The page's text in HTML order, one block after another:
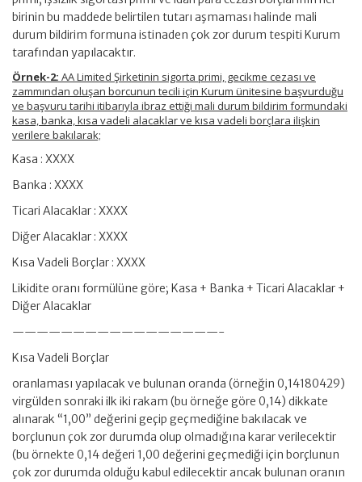
birinin bu maddede belirtilen tutarı aşmaması halinde mali
durum bildirim formuna istinaden çok zor durum tespiti Kurum
tarafından yapılacaktır.
Örnek-2: AA Limited Şirketinin sigorta primi, gecikme cezası ve
zammından oluşan borcunun tecili için Kurum ünitesine başvurduğu
ve başvuru tarihi itibarıyla ibraz ettiği mali durum bildirim formundaki
kasa, banka, kısa vadeli alacaklar ve kısa vadeli borçlara ilişkin
verilere bakılarak;
Kasa : XXXX
Banka : XXXX
Ticari Alacaklar : XXXX
Diğer Alacaklar : XXXX
Kısa Vadeli Borçlar : XXXX
Likidite oranı formülüne göre; Kasa + Banka + Ticari Alacaklar +
Diğer Alacaklar
—————————————————-
Kısa Vadeli Borçlar
oranlaması yapılacak ve bulunan oranda (örneğin 0,14180429)
virgülden sonraki ilk iki rakam (bu örneğe göre 0,14) dikkate
alınarak “1,00” değerini geçip geçmediğine bakılacak ve
borçlunun çok zor durumda olup olmadığına karar verilecektir
(bu örnekte 0,14 değeri 1,00 değerini geçmediği için borçlunun
çok zor durumda olduğu kabul edilecektir ancak bulunan oranın